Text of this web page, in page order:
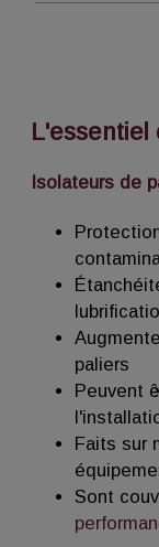
standard
sur des
NEMA.
sur d'autres
suivre les
dans la
toujours,
l'EPI
Lorsque
labyrinthe
des
Joint
L'essentiel
Isolateurs de
paliers
Peuvent
Faits sur
Sont